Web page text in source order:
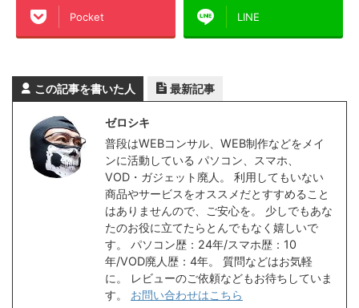
Pocket LINE
この記事を書いた人 最新記事
ゼロシキ
普段はWEBコンサル、WEB制作などをメイ
ンに活動している パソコン、スマホ、
VOD・ガジェット廃人。 利用してもいない
商品やサービスをオススメだとすすめること
はありませんので、ご安心を。 少しでもあな
たのお役に立てたらとんでもなく嬉しいで
す。 パソコン歴：24年/スマホ歴：10
年/VOD廃人歴：4年。 質問などはお気軽
に。 レビューのご依頼などもお待ちしていま
す。 お問い合わせはこちら